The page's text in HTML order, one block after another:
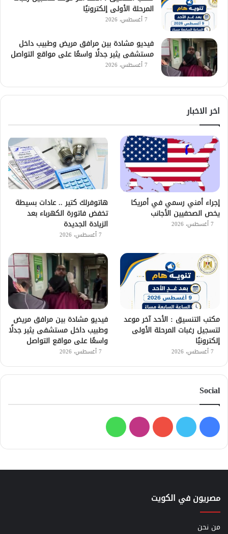
المرحلة الأولى إلكترونيًا
7 أغسطس، 2026
فيديو مشادة بين مرافق مريض وطبيب داخل
مستشفى يثير جدلًا واسعًا على مواقع التواصل
7 أغسطس، 2026
اخر الاخبار
إجراء أمني رسمي في أمريكا
يخص الصحفيين الأجانب
7 أغسطس، 2026
هاتوفرلك كتير .. عادات بسيطة
تخفض فاتورة الكهرباء بعد
الزيادة الجديدة
7 أغسطس، 2026
مكتب التنسيق : الأحد آخر موعد
لتسجيل رغبات المرحلة الأولى
إلكترونيًا
7 أغسطس، 2026
فيديو مشادة بين مرافق مريض
وطبيب داخل مستشفى يثير جدلًا
واسعًا على مواقع التواصل
7 أغسطس، 2026
Social
فيسبوك
تويتر يوتيوبانستقرامواتساب
مصريون في الكويت
من نحن